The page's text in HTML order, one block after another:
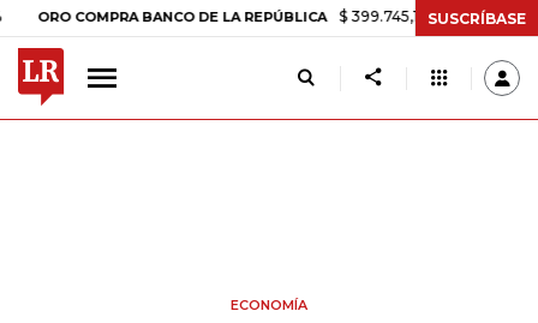
COMPRA BANCO DE LA REPÚBLICA $ 399.745,16 +$ 2.295,71 +0,58%
SUSCRÍBASE
ECONOMÍA